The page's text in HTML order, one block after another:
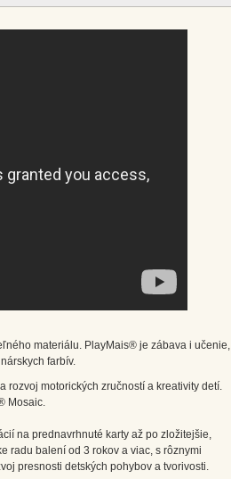
materiálu. PlayMais® je zábava i učenie,
farbív.
rozvoj motorických zručností a kreativity detí.
Mosaic.
na prednavrhnuté karty až po zložitejšie,
radu balení od 3 rokov a viac, s rôznymi
presnosti detských pohybov a tvorivosti.